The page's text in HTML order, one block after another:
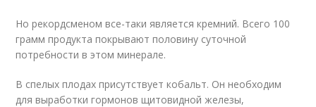
Но рекордсменом все-таки является кремний. Всего 100
грамм продукта покрывают половину суточной
потребности в этом минерале.
В спелых плодах присутствует кобальт. Он необходим
для выработки гормонов щитовидной железы,